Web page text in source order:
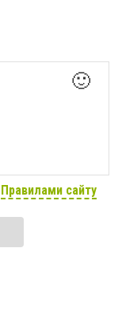
🙂
Правилами сайту